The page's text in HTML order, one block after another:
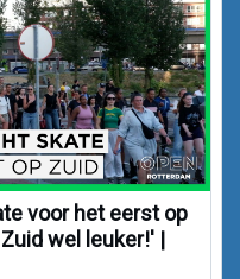
voor het eerst op
wel leuker!' |